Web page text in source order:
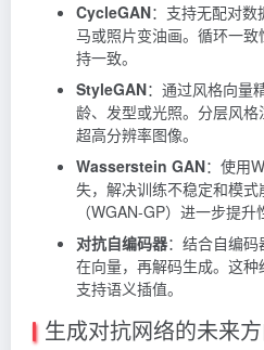
CycleGAN：支持无配对
马或照片变油画。循环一
持一致。
StyleGAN：通过风格向量
龄、发型或光照。分层风
超高分辨率图像。
Wasserstein GAN：使用
失，解决训练不稳定和模
（WGAN-GP）进一步提升
对抗自编码器：结合自编
在向量，再解码生成。这种
支持语义插值。
生成对抗网络的未来